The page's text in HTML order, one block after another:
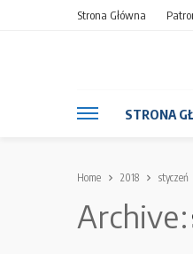
Strona Główna
STRONA
Home 2018 styczeń
Archive